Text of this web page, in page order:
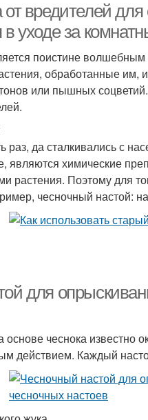
от вредителей
в уходе за
поистине
обработанные им,
или пышных
раз, да сталкивались с
являются химические
растения. Поэтому для
чесночный настой:
для
чеснока известно
действием. Каждый